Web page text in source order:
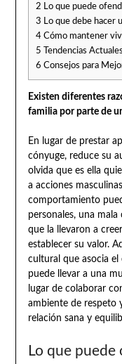
2 Lo que puede
3 Lo que debe hacer
4Cómo mantener
5 Tendencias
6 Consejos para
Existen diferentes
familia por parte de
En lugar de prestar
cónyuge, reduce su
olvida que es ella
a acciones
comportamiento
personales, una
que la llevaron a
establecer su valor.
cultural que asocia
puede llevar a una
lugar de colaborar
ambiente de respeto
relación sana y
Lo que puede